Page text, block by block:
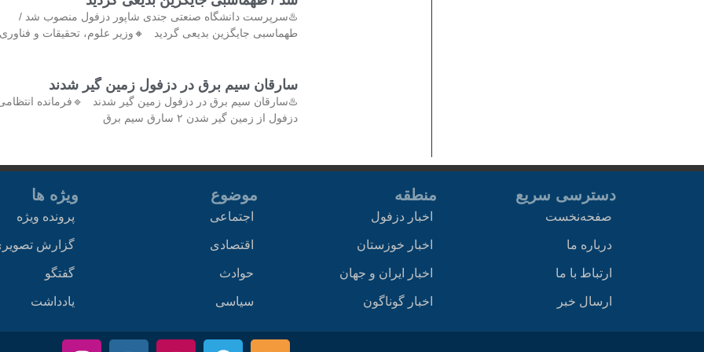
♨️سرپرست دانشگاه صنعتی جندی شاپور دزفول منصوب شد /
طهماسبی جایگزین بدیعی گردید 🔸وزیر علوم، تحقیقات و فناوری
سارقان سیم برق در دزفول زمین گیر شدند
♨️سارقان سیم برق در دزفول زمین گیر شدند 🔹فرمانده
دزفول از زمین گیر شدن ۲ سارق سیم برق
دسترسی سریع
صفحه‌نخست
درباره ما
ارتباط با ما
ارسال خبر
منطقه
اخبار دزفول
اخبار خوزستان
اخبار ایران و جهان
اخبار گوناگون
موضوع
اجتماعی
اقتصادی
حوادث
سیاسی
ویژه ها
پرونده ویژه
گزارش
گفتگو
یادداشت